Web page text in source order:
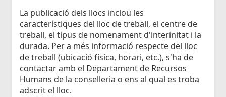
La publicació dels llocs inclou les
característiques del lloc de treball, el centre de
treball, el tipus de nomenament d'interinitat i la
durada. Per a més informació respecte del lloc
de treball (ubicació física, horari, etc.), s'ha de
contactar amb el Departament de Recursos
Humans de la conselleria o ens al qual es troba
adscrit el lloc.